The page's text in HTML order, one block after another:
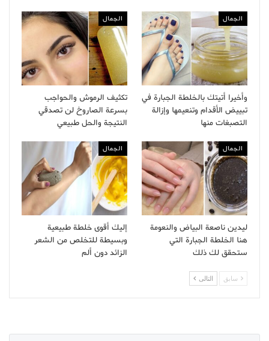
الجمال
وأخيرا أتيتك بالخلطة الجبارة في
تبييض الأقدام وتنعيمها وإزالة
التصبغات منها
الجمال
تكثيف الرموش والحواجب
بسرعة الصاروخ لن تصدقي
النتيجة والحل طبيعي
الجمال
ليدين ناصعة البياض والنعومة
هنا الخلطة الجبارة التي
ستحقق لك ذلك
الجمال
إليك أقوى خلطة طبيعية
وبسيطة للتخلص من الشعر
الزائد دون ألم
سابق التالى